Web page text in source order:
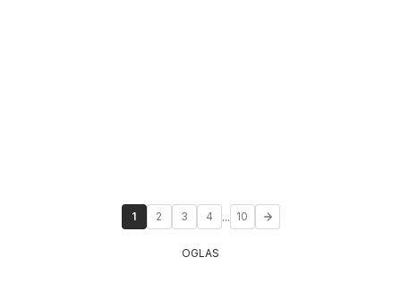
1 2 3 4 ... 10
OGLAS